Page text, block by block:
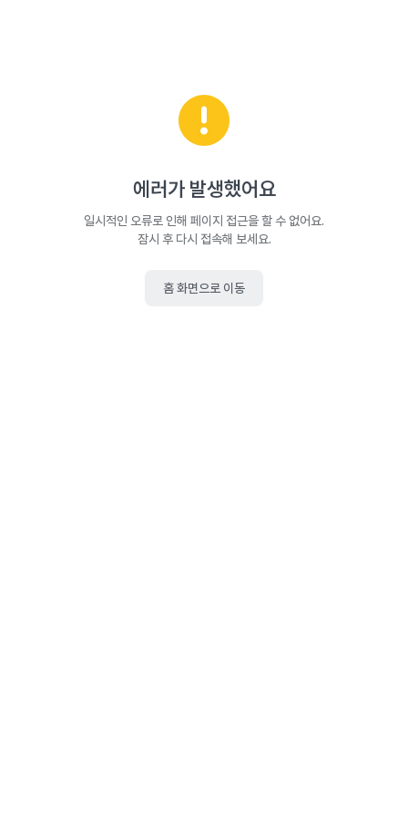
에러가 발생했어요
일시적인 오류로 인해 페이지 접근을 할 수 없어요.
잠시 후 다시 접속해 보세요.
홈 화면으로 이동